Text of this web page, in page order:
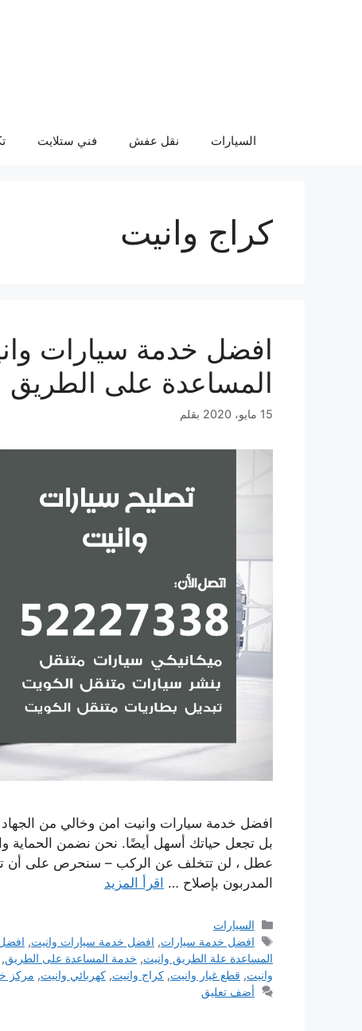
السيارات نقل عفش فني ستلايت
كراج وانيت
المساعدة على الطريق
15 مايو، 2020 بقلم
افضل خدمة سيارات وانيت امن وخالي من الجهاد
بل تجعل حياتك أسهل أيضًا. نحن نضمن الحماية
عطل ، لن تتخلف عن الركب – سنحرص على أن
المدربون بإصلاح … اقرأ المزيد
التصنيفات
السيارات
الوسوم
افضل خدمة سيارات, افضل خدمة سيارات وانيت,
المساعدة علة الطريق وانيت, خدمة المساعدة على الطريق,
وانيت, قطع غيار وانيت, كراج وانيت, كهربائي وانيت, مركز
أضف تعليق